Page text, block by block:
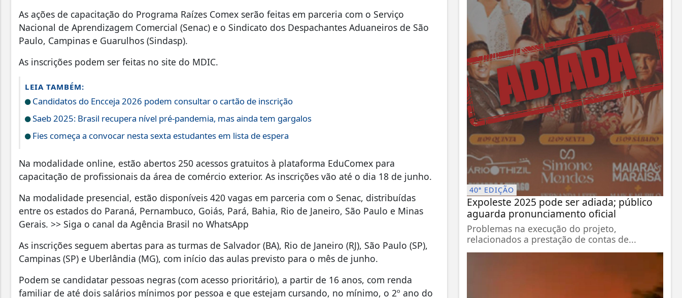
As ações de capacitação do Programa Raízes Comex serão feitas em parceria com o Serviço
Nacional de Aprendizagem Comercial (Senac) e o Sindicato dos Despachantes Aduaneiros de São
Paulo, Campinas e Guarulhos (Sindasp).
As inscrições podem ser feitas no site do MDIC.
LEIA TAMBÉM:
Candidatos do Encceja 2026 podem consultar o cartão de inscrição
Saeb 2025: Brasil recupera nível pré-pandemia, mas ainda tem gargalos
Fies começa a convocar nesta sexta estudantes em lista de espera
Na modalidade online, estão abertos 250 acessos gratuitos à plataforma EduComex para
capacitação de profissionais da área de comércio exterior. As inscrições vão até o dia 18 de junho.
Na modalidade presencial, estão disponíveis 420 vagas em parceria com o Senac, distribuídas
entre os estados do Paraná, Pernambuco, Goiás, Pará, Bahia, Rio de Janeiro, São Paulo e Minas
Gerais. >> Siga o canal da Agência Brasil no WhatsApp
As inscrições seguem abertas para as turmas de Salvador (BA), Rio de Janeiro (RJ), São Paulo (SP),
Campinas (SP) e Uberlândia (MG), com início das aulas previsto para o mês de junho.
Podem se candidatar pessoas negras (com acesso prioritário), a partir de 16 anos, com renda
familiar de até dois salários mínimos por pessoa e que estejam cursando, no mínimo, o 2º ano do
40ª EDIÇÃO
Expoleste 2025 pode ser adiada; público
aguarda pronunciamento oficial
Problemas na execução do projeto,
relacionados a prestação de contas de...